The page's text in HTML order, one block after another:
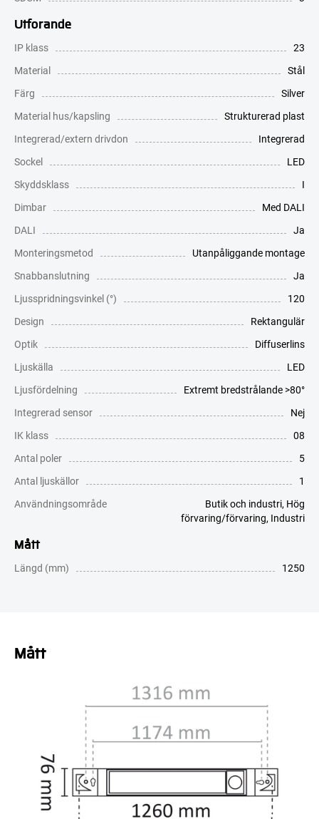
Utförande
IP klass
23
Material
Stål
Färg
Silver
Material hus/kapsling
Strukturerad plast
Integrerad/extern drivdon
Integrerad
Sockel
LED
Skyddsklass
I
Dimbar
Med DALI
DALI
Ja
Monteringsmetod
Utanpåliggande montage
Snabbanslutning
Ja
Ljusspridningsvinkel (°)
120
Design
Rektangulär
Optik
Diffuserlins
Ljuskälla
LED
Ljusfördelning
Extremt bredstrålande >80°
Integrerad sensor
Nej
IK klass
08
Antal poler
5
Antal ljuskällor
1
Användningsområde
Butik och industri, Hög
förvaring/förvaring, Industri
Mått
Längd (mm) 1250
Mått